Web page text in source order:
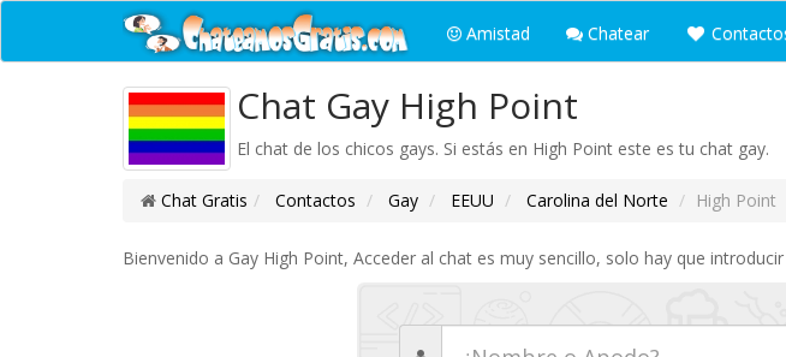
Amistad Chatear
Chat Gay High Point
El chat de los chicos gays. Si estás en High Point este es tu chat gay.
Chat Gratis Contactos Gay EEUU Carolina del Norte High Point
Bienvenido a Gay High Point, Acceder al chat es muy sencillo, solo hay que